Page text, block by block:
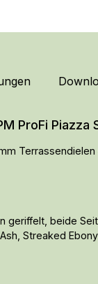
ProFi Piazza
geriffelt, beide
Streaked Ebony